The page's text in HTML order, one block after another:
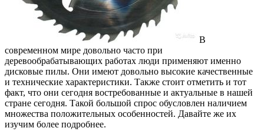
В
современном мире довольно часто при
деревообрабатывающих работах люди применяют именно
дисковые пилы. Они имеют довольно высокие качественные
и технические характеристики. Также стоит отметить и тот
факт, что они сегодня востребованные и актуальные в нашей
стране сегодня. Такой большой спрос обусловлен наличием
множества положительных особенностей. Давайте же их
изучим более подробнее.